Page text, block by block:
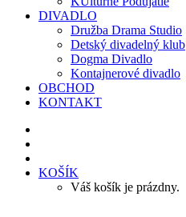
DIVADLO
Družba Drama Studio
Detský divadelný klub
Dogma Divadlo
Kontajnerové divadlo
OBCHOD
KONTAKT
KOŠÍK
Váš košík je prázdny.